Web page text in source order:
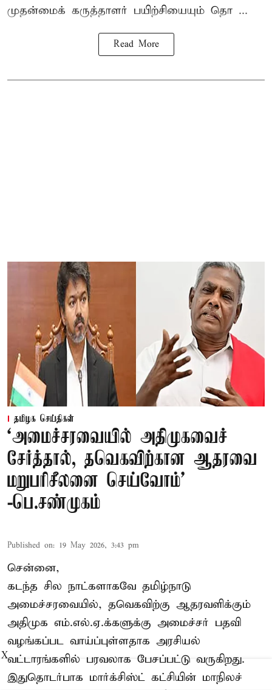
முதன்மைக் கருத்தாளர் பயிற்சியையும் தொ ...
Read More
தமிழக செய்திகள்
‘அமைச்சரவையில் அதிமுகவைச்
சேர்த்தால், தவெகவிற்கான ஆதரவை
மறுபரிசீலனை செய்வோம்'
-பெ.சண்முகம்
Published on: 19 May 2026, 3:43 pm
சென்னை,
கடந்த சில நாட்களாகவே தமிழ்நாடு
அமைச்சரவையில், தவெகவிற்கு ஆதரவளிக்கும்
அதிமுக எம்.எல்.ஏ.க்களுக்கு அமைச்சர் பதவி
வழங்கப்பட வாய்ப்புள்ளதாக அரசியல்
வட்டாரங்களில் பரவலாக பேசப்பட்டு வருகிறது.
இதுதொடர்பாக மார்க்சிஸ்ட் கட்சியின் மாநிலச்
X